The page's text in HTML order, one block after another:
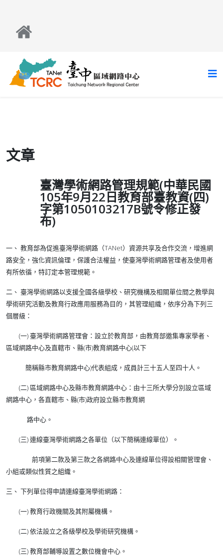
文章
臺灣學術網路管理規範(中華民國
105年9月22日教育部臺教資(四)
字第1050103217B號令修正發
布)
一、 教育部為促進臺灣學術網路（TANet）資源共享及合作交流，增進網
路安全，強化資訊倫理，保護合法權益，使臺灣學術網路管理者及使用者
有所依循，特訂定本管理規範。
二、 臺灣學術網路以支援全國各級學校、研究機構及相關單位間之教學與
學術研究活動及教育行政應用服務為目的，其管理組織，依序分為下列三
個層級：
(一) 臺灣學術網路管理會：設立於教育部，由教育部邀集專家學者、
區域網路中心及直轄市、縣(市)教育網路中心(以下
簡稱縣市教育網路中心)代表組成，成員計三十五人至四十人。
(二) 區域網路中心及縣市教育網路中心：由十三所大學分別設立區域
網路中心，各直轄市、縣(市)政府設立縣市教育網
路中心。
(三) 連線臺灣學術網路之各單位（以下簡稱連線單位）。
前項第二款及第三款之各網路中心及連線單位得設相關管理會、
小組或類似性質之組織。
三、 下列單位得申請連線臺灣學術網路：
(一) 教育行政機關及其附屬機構。
(二) 依法設立之各級學校及學術研究機構。
(三) 教育部輔導設置之數位機會中心。